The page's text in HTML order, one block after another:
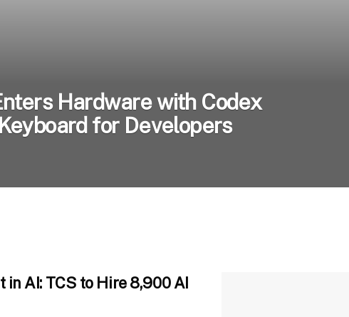
Hardware with Codex
for Developers
in AI: TCS to Hire 8,900 AI